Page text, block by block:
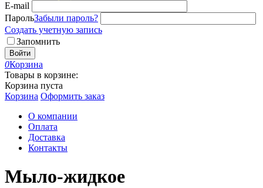
E-mail
ПарольЗабыли пароль?
Создать учетную запись
Запомнить
Войти
0Корзина
Товары в корзине:
Корзина пуста
Корзина Оформить заказ
О компании
Оплата
Доставка
Контакты
Мыло-жидкое